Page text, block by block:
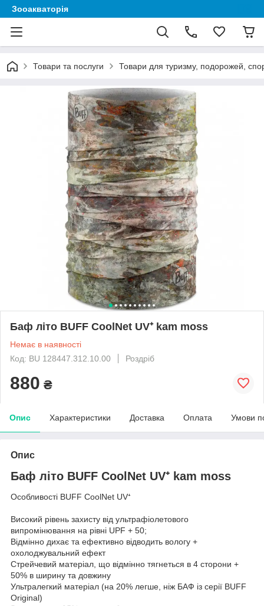
Зооакваторія
Товари та послуги Товари для туризму, подорожей,
Баф літо BUFF CoolNet UV⁺ kam moss
Немає в наявності
Код: BU 128447.312.10.00
Роздріб
880 ₴
Опис Характеристики Доставка Оплата Умови
Опис
Баф літо BUFF CoolNet UV⁺ kam moss
Особливості BUFF CoolNet UV⁺
Високий рівень захисту від ультрафіолетового
випромінювання на рівні UPF + 50;
Відмінно дихає та ефективно відводить вологу +
охолоджувальний ефект
Стрейчевий матеріал, що відмінно тягнеться в 4 сторони +
50% в ширину та довжину
Ультралегкий матеріал (на 20% легше, ніж БАФ із серії BUFF
Original)